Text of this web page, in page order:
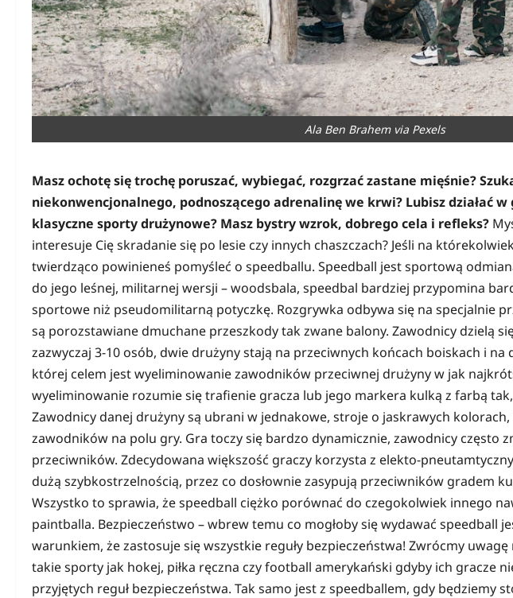
Ala Ben Brahem via Pexels
Masz ochotę się trochę poruszać, wybiegać, rozgrzać zastane mięśnie?
niekonwencjonalnego, podnoszącego adrenalinę we krwi? Lubisz działać
klasyczne sporty drużynowe? Masz bystry wzrok, dobrego cela i refleks?
interesuje Cię skradanie się po lesie czy innych chaszczach? Jeśli na
twierdząco powinieneś pomyśleć o speedballu. Speedball jest sportową
do jego leśnej, militarnej wersji – woodsbala, speedbal bardziej przypomina
sportowe niż pseudomilitarną potyczkę. Rozgrywka odbywa się na specjalnie
są porozstawiane dmuchane przeszkody tak zwane balony. Zawodnicy dzielą
zazwyczaj 3-10 osób, dwie drużyny stają na przeciwnych końcach boiskach i na
której celem jest wyeliminowanie zawodników przeciwnej drużyny w jak
wyeliminowanie rozumie się trafienie gracza lub jego markera kulką z farbą tak,
Zawodnicy danej drużyny są ubrani w jednakowe, stroje o jaskrawych
zawodników na polu gry. Gra toczy się bardzo dynamicznie, zawodnicy często
przeciwników. Zdecydowana większość graczy korzysta z elekto-
dużą szybkostrzelnością, przez co dosłownie zasypują przeciwników gradem
Wszystko to sprawia, że speedball ciężko porównać do czegokolwiek innego
paintballa. Bezpieczeństwo – wbrew temu co mogłoby się wydawać speedball
warunkiem, że zastosuje się wszystkie reguły bezpieczeństwa! Zwrócmy uwagę
takie sporty jak hokej, piłka ręczna czy football amerykański gdyby ich gracze
przyjętych reguł bezpieczeństwa. Tak samo jest z speedballem, gdy będziemy